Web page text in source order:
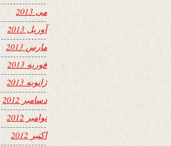
می 2013
آوریل 2013
مارس 2013
فوریه 2013
ژانویه 2013
دسامبر 2012
نوامبر 2012
اکتبر 2012